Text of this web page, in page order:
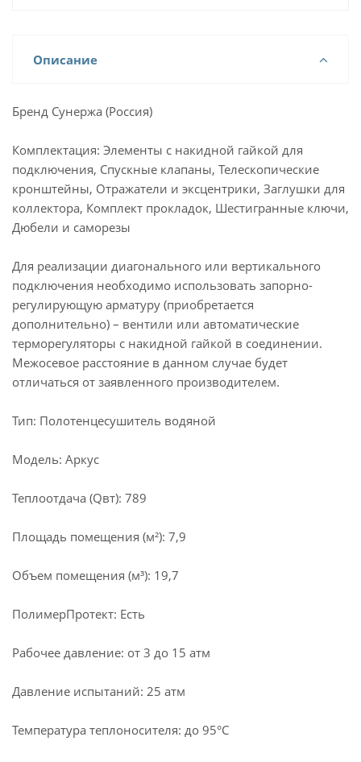
Описание
Бренд Сунержа (Россия)
Комплектация: Элементы с накидной гайкой для
подключения, Спускные клапаны, Телескопические
кронштейны, Отражатели и эксцентрики, Заглушки для
коллектора, Комплект прокладок, Шестигранные ключи,
Дюбели и саморезы
Для реализации диагонального или вертикального
подключения необходимо использовать запорно-
регулирующую арматуру (приобретается
дополнительно) – вентили или автоматические
терморегуляторы с накидной гайкой в соединении.
Межосевое расстояние в данном случае будет
отличаться от заявленного производителем.
Тип: Полотенцесушитель водяной
Модель: Аркус
Теплоотдача (Qвт): 789
Площадь помещения (м²): 7,9
Объем помещения (м³): 19,7
ПолимерПротект: Есть
Рабочее давление: от 3 до 15 атм
Давление испытаний: 25 атм
Температура теплоносителя: до 95°С